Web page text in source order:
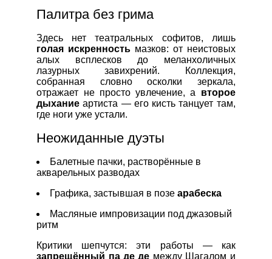
Палитра без грима
Здесь нет театральных софитов, лишь
голая искренность мазков: от неистовых
алых всплесков до меланхоличных
лазурных завихрений. Коллекция,
собранная словно осколки зеркала,
отражает не просто увлечение, а второе
дыхание артиста — его кисть танцует там,
где ноги уже устали.
Неожиданные дуэты
Балетные пачки, растворённые в
акварельных разводах
Графика, застывшая в позеарабеска
Масляные импровизации под джазовый
ритм
Критики шепчутся: эти работы — как
запрещённый па де де между Шагалом и